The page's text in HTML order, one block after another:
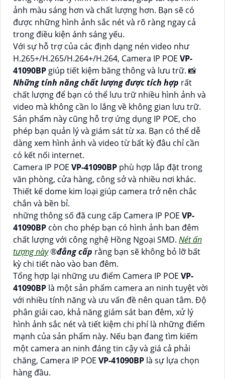
ảnh màu sáng hơn và chất lượng hơn. Bạn sẽ có
được những hình ảnh sắc nét và rõ ràng ngay cả
trong điều kiện ánh sáng yếu.
Với sự hỗ trợ của các định dạng nén video như
H.265+/H.265/H.264+/H.264, Camera IP POE VP-
41090BPgiúp tiết kiệm băng thông và lưu trữ. 📸
Những tính năng chất lượng được tích hợp rất
chất lượng để bạn có thể lưu trữ nhiều hình ảnh và
video mà không cần lo lắng về không gian lưu trữ.
Sản phẩm này cũng hỗ trợ ứng dụng IP POE, cho
phép bạn quản lý và giám sát từ xa. Bạn có thể dễ
dàng xem hình ảnh và video từ bất kỳ đâu chỉ cần
có kết nối internet.
Camera IP POE VP-41090BP phù hợp lắp đặt trong
văn phòng, cửa hàng, công sở và nhiều nơi khác.
Thiết kế dome kim loại giúp camera trở nên chắc
chắn và bền bỉ.
những thông số đã cung cấp Camera IP POE VP-
41090BP còn cho phép bạn có hình ảnh ban đêm
chất lượng với công nghệ Hồng Ngoại SMD. Nét ấn
tượng này®️đẳng cấp rằng bạn sẽ không bỏ lỡ bất
kỳ chi tiết nào vào ban đêm.
Tổng hợp lại những ưu điểm Camera IP POE VP-
41090BP là một sản phẩm camera an ninh tuyệt vời
với nhiều tính năng và ưu vấn đề nên quan tâm. Độ
phân giải cao, khả năng giám sát ban đêm, xử lý
hình ảnh sắc nét và tiết kiệm chi phí là những điểm
mạnh của sản phẩm này. Nếu bạn đang tìm kiếm
một camera an ninh đáng tin cậy và giá cả phải
chăng, Camera IP POE VP-41090BP là sự lựa chọn
hàng đầu.